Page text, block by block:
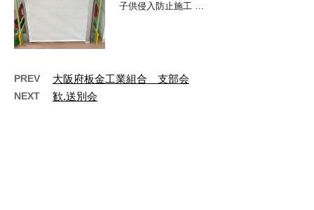
子供侵入防止施工 …
PREV 大阪府板金工業組合 支部会
NEXT 歓.送別会